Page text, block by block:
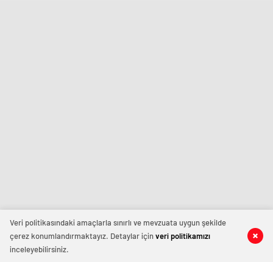
Veri politikasındaki amaçlarla sınırlı ve mevzuata uygun şekilde
çerez konumlandırmaktayız. Detaylar içinveri politikamızı
inceleyebilirsiniz.